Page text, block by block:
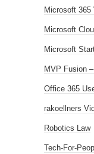
Microsoft 365
Microsoft
Microsoft
MVP Fusion
Office 365
rakoellners
Robotics Law
Tech-For-